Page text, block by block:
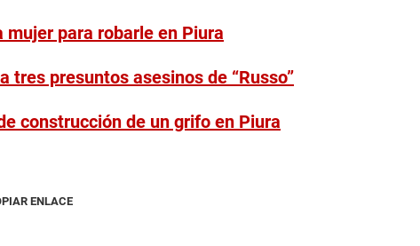
mujer para robarle en Piura
tres presuntos asesinos de “Russo”
construcción de un grifo en Piura
ENLACE